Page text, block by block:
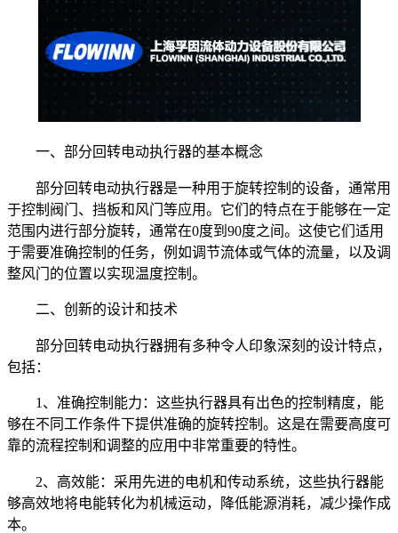
一、部分回转电动执行器的基本概念
部分回转电动执行器是一种用于旋转控制的设备，通常用
于控制阀门、挡板和风门等应用。它们的特点在于能够在一定
范围内进行部分旋转，通常在0度到90度之间。这使它们适用
于需要准确控制的任务，例如调节流体或气体的流量，以及调
整风门的位置以实现温度控制。
二、创新的设计和技术
部分回转电动执行器拥有多种令人印象深刻的设计特点，
包括：
1、准确控制能力：这些执行器具有出色的控制精度，能
够在不同工作条件下提供准确的旋转控制。这是在需要高度可
靠的流程控制和调整的应用中非常重要的特性。
2、高效能：采用先进的电机和传动系统，这些执行器能
够高效地将电能转化为机械运动，降低能源消耗，减少操作成
本。